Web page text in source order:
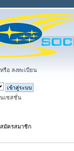
หรือ ลงทะเบียน
นเซสชั่น
สมัครสมาชิก